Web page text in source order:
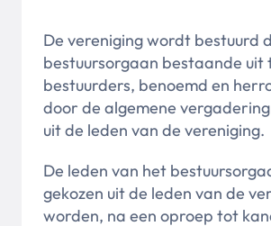
De vereniging wordt bestuurd
bestuursorgaan bestaande uit
bestuurders, benoemd en
door de algemene
uit de leden van de vereniging.
De leden van het
gekozen uit de leden van de
worden, na een oproep tot